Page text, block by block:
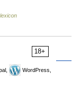
18+
WordPress,